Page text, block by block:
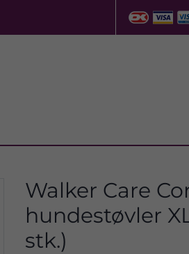
Walker Care
hundestøvler
stk.)